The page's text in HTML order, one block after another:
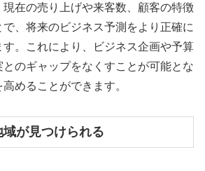
在の売り上げや来客数、顧客の特徴
、将来のビジネス予測をより正確に
。これにより、ビジネス企画や予算
のギャップをなくすことが可能とな
めることができます。
が見つけられる